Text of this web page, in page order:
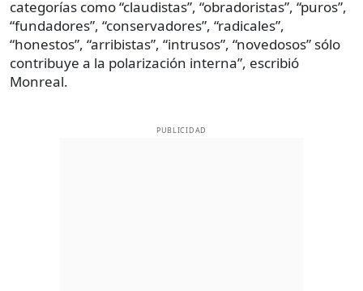
categorías como “claudistas”, “obradoristas”, “puros”,
“fundadores”, “conservadores”, “radicales”,
“honestos”, “arribistas”, “intrusos”, “novedosos” sólo
contribuye a la polarización interna”, escribió
Monreal.
PUBLICIDAD